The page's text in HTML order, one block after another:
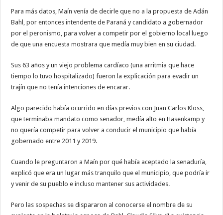
Para más datos, Maín venía de decirle que no a la propuesta de Adán
Bahl, por entonces intendente de Paraná y candidato a gobernador
por el peronismo, para volver a competir por el gobierno local luego
de que una encuesta mostrara que medía muy bien en su ciudad.
Sus 63 años y un viejo problema cardíaco (una arritmia que hace
tiempo lo tuvo hospitalizado) fueron la explicación para evadir un
trajín que no tenía intenciones de encarar.
Algo parecido había ocurrido en días previos con Juan Carlos Kloss,
que terminaba mandato como senador, medía alto en Hasenkamp y
no quería competir para volver a conducir el municipio que había
gobernado entre 2011 y 2019.
Cuando le preguntaron a Maín por qué había aceptado la senaduría,
explicó que era un lugar más tranquilo que el municipio, que podría ir
y venir de su pueblo e incluso mantener sus actividades.
Pero las sospechas se dispararon al conocerse el nombre de su